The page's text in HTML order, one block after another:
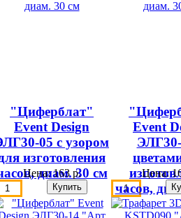
"Циферблат"
Event Design
05 с узором
изготовления
диам. 30 см
Цена:163 р.
Event
часов,
Цена: